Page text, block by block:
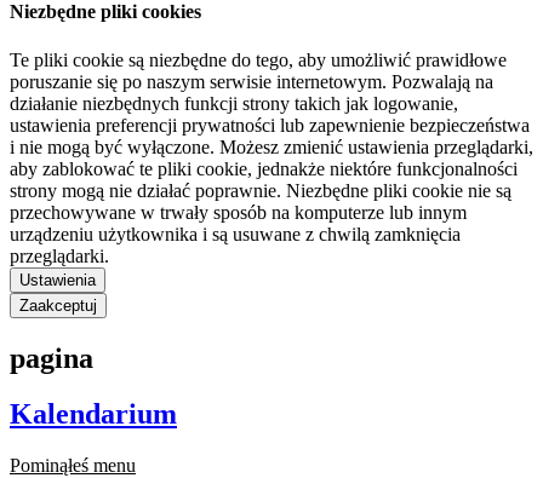
Niezbędne pliki cookies
Te pliki cookie są niezbędne do tego, aby umożliwić prawidłowe
poruszanie się po naszym serwisie internetowym. Pozwalają na
działanie niezbędnych funkcji strony takich jak logowanie,
ustawienia preferencji prywatności lub zapewnienie bezpieczeństwa
i nie mogą być wyłączone. Możesz zmienić ustawienia przeglądarki,
aby zablokować te pliki cookie, jednakże niektóre funkcjonalności
strony mogą nie działać poprawnie. Niezbędne pliki cookie nie są
przechowywane w trwały sposób na komputerze lub innym
urządzeniu użytkownika i są usuwane z chwilą zamknięcia
przeglądarki.
Ustawienia
Zaakceptuj
pagina
Kalendarium
Pominąłeś menu